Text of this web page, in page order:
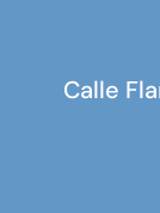
Calle